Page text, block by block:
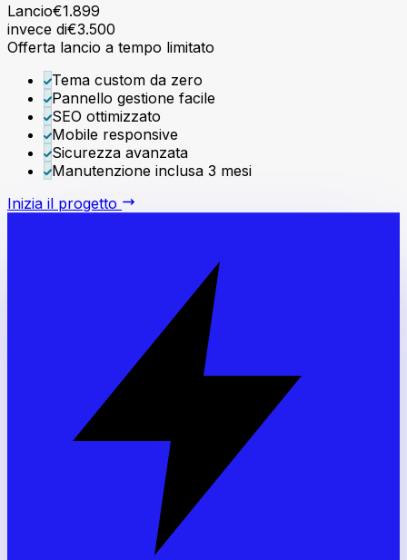
Lancio€1.899
invece di€3.500
Offerta lancio a tempo limitato
Tema custom da zero
Pannello gestione facile
SEO ottimizzato
Mobile responsive
Sicurezza avanzata
Manutenzione inclusa 3 mesi
Inizia il progetto